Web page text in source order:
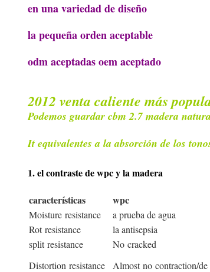
en una variedad de diseño
la pequeña orden aceptable
odm aceptadas oem aceptado
2012 venta caliente más
Podemos guardar cbm 2.7 madera
It equivalentes a la absorción de los
1. el contraste de wpc y la madera
características
wpc
Moisture resistance a prueba de agua
Rot resistance
la antisepsia
splitresistance No cracked
Distortion resistance
Almost no contraction/de